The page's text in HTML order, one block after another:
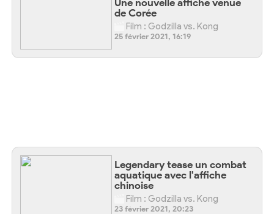
Une nouvelle affiche venue
de Corée
Film : Godzilla vs. Kong
25 février 2021, 16:19
Legendary tease un combat
aquatique avec l'affiche
chinoise
Film : Godzilla vs. Kong
23 février 2021, 20:23